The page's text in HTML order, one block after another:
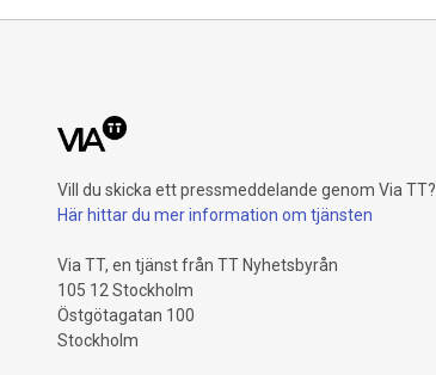
Vill du skicka ett pressmeddelande genom Via TT?
Här hittar du mer information om tjänsten
Via TT, en tjänst från TT Nyhetsbyrån
105 12 Stockholm
Östgötagatan 100
Stockholm